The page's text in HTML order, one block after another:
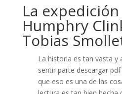
La
Humphry
Tobias
La historia es tan vasta y
sentir parte descargar
que eso es una de las